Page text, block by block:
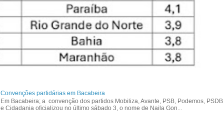
Convenções partidárias em Bacabeira
Em Bacabeira; a convenção dos partidos Mobiliza, Avante, PSB, Podemos, PSDB
e Cidadania oficializou no último sábado 3, o nome de Naila Gon...